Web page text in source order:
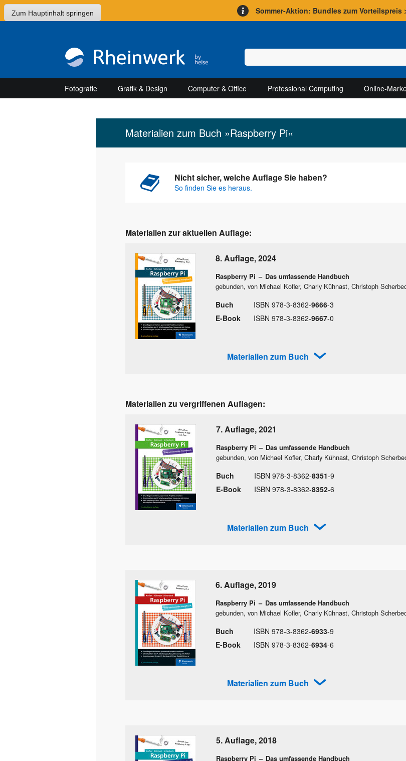
Zum Hauptinhalt springen Sommer-Aktion: Bundles zum Vorteilspreis
Fotografie Grafik & Design Computer & Office Professional Computing Online-
Materialien zum Buch »Raspberry Pi«
Nicht sicher, welche Auflage Sie haben?
So finden Sie es heraus.
Materialien zur aktuellen Auflage:
8. Auflage,2024
Raspberry Pi – Das umfassende Handbuch
gebunden, von Michael Kofler, Charly Kühnast, Christoph
Buch ISBN 978-3-8362-9666-3
E-Book
ISBN 978-3-8362-9667-0
Materialien zum Buch
Materialien zu vergriffenen Auflagen:
7. Auflage,2021
Raspberry Pi – Das umfassende Handbuch
gebunden, von Michael Kofler, Charly Kühnast, Christoph
Buch ISBN 978-3-8362-8351-9
E-Book
ISBN 978-3-8362-8352-6
Materialien zum Buch
6. Auflage,2019
Raspberry Pi – Das umfassende Handbuch
gebunden, von Michael Kofler, Charly Kühnast, Christoph
Buch ISBN 978-3-8362-6933-9
E-Book
ISBN 978-3-8362-6934-6
Materialien zum Buch
5. Auflage,2018
Raspberry Pi – Das umfassende Handbuch